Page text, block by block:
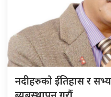
नदीहरुकाे ईतिहास र